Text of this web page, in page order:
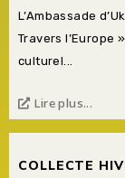
L’Ambassade
Travers l’Europe
culturel...
Lire plus...
COLLECTE